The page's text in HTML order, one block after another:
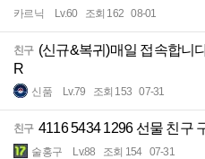
카르닉 Lv.60 조회 162 08-01
친구 (신규&복귀)매일 접속합니
R
신품 Lv.79 조회 153 07-31
친구 4116 5434 1296 선물 친구
술홍구 Lv.88 조회 154 07-31